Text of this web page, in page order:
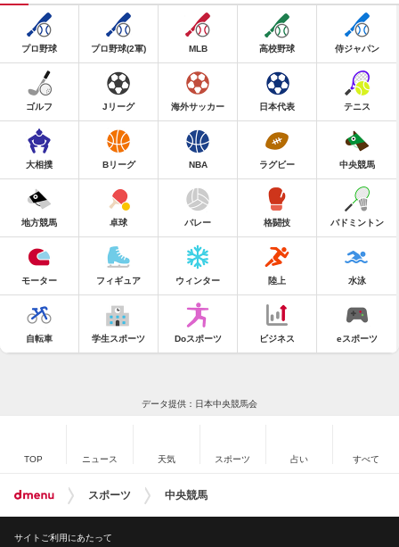
プロ野球 プロ野球(2軍) MLB 高校野球 侍ジャパン
ゴルフ Jリーグ 海外サッカー 日本代表 テニス
大相撲 Bリーグ NBA ラグビー 中央競馬
地方競馬 卓球 バレー 格闘技 バドミントン
モーター フィギュア ウィンター 陸上 水泳
自転車 学生スポーツ Doスポーツ ビジネス eスポーツ
データ提供：日本中央競馬会
TOP ニュース 天気 スポーツ 占い すべて
スポーツ 中央競馬
サイトご利用にあたって